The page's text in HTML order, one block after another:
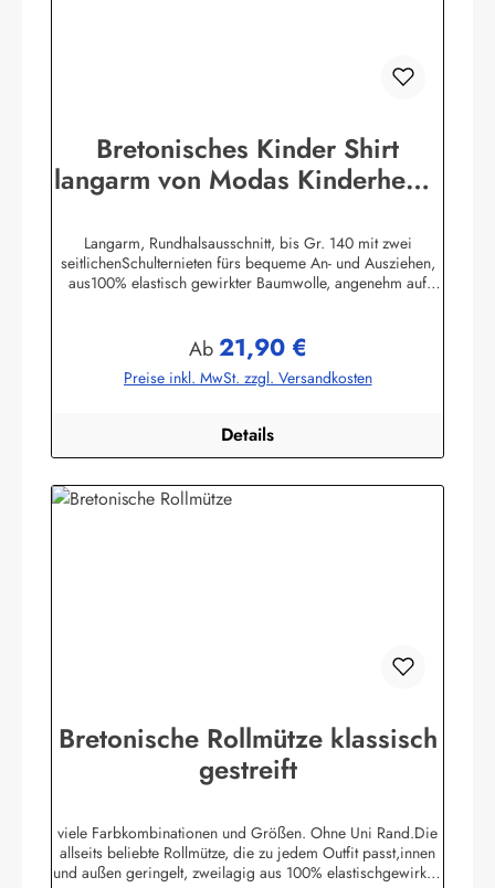
Bretonisches Kinder Shirt
langarm von Modas Kinderhemd
Langarm, Rundhalsausschnitt, bis Gr. 140 mit zwei
seitlichenSchulternieten fürs bequeme An- und Ausziehen,
aus100% elastisch gewirkter Baumwolle, angenehm auf
GmbHHeglitzer Str. 1226409 Wittmundinfo@modas-
bekleidung.de
Regulärer Preis:
Ab21,90 €
Preise inkl. MwSt. zzgl. Versandkosten
Details
Bretonische Rollmütze klassisch
gestreift
viele Farbkombinationen und Größen. Ohne Uni Rand.Die
allseits beliebte Rollmütze, die zu jedem Outfit passt,innen
und außen geringelt, zweilagig aus 100% elastischgewirkter